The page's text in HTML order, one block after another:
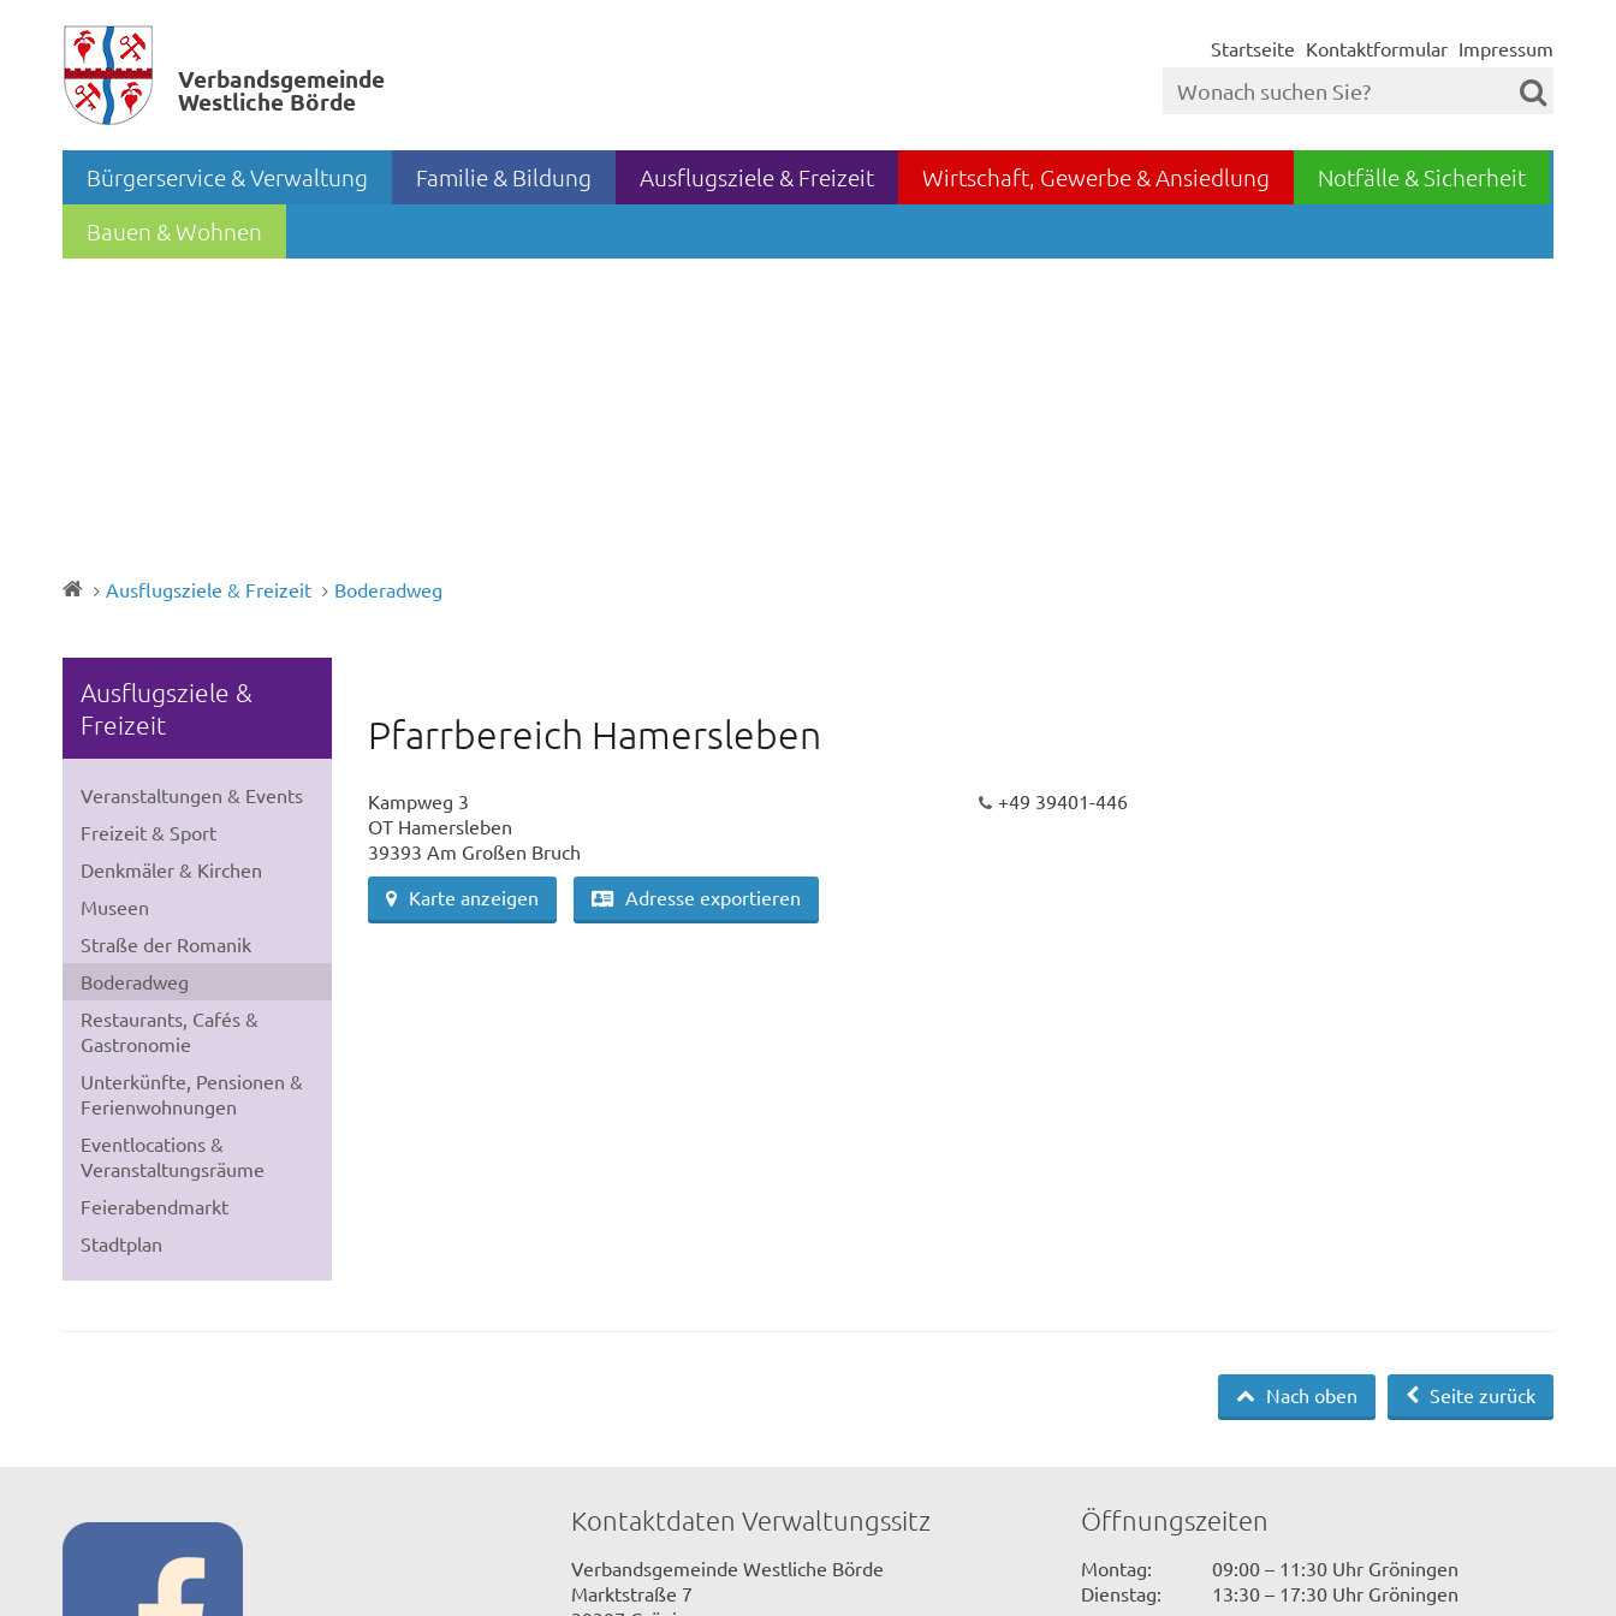
Verbands­gemeinde
Westliche Börde
Startseite Kontaktformular Impressum
Bürgerservice & Verwaltung Familie & Bildung Ausflugsziele & Freizeit Wirtschaft, Gewerbe & Ansiedlung
Notfälle & Sicherheit
Bauen & Wohnen
Ausflugsziele & Freizeit Boderadweg
Ausflugsziele &
Freizeit
Veranstaltungen & Events
Freizeit & Sport
Denkmäler & Kirchen
Museen
Straße der Romanik
Boderadweg
Restaurants, Cafés &
Gastronomie
Unterkünfte, Pensionen &
Ferienwohnungen
Eventlocations &
Veranstaltungsräume
Feierabendmarkt
Stadtplan
Pfarrbereich Hamersleben
Kampweg 3
OT Hamersleben
39393 Am Großen Bruch
+49 39401-446
Karte anzeigen Adresse exportieren
Seite zurück
Nach oben
Kontaktdaten Verwaltungssitz
Verbandsgemeinde Westliche Börde
Marktstraße 7
Öffnungszeiten
Montag:
09:00 – 11:30 Uhr Gröningen
Dienstag:
13:30 – 17:30 Uhr Gröningen